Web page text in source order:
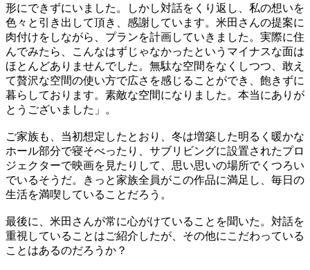
形にできずにいました。しかし対話をくり返し、私の想いを
色々と引き出して頂き、感謝しています。米田さんの提案に
肉付けをしながら、プランを計画していきました。実際に住
んでみたら、こんなはずじゃなかったというマイナスな面は
ほとんどありませんでした。無駄な空間をなくしつつ、敢え
て贅沢な空間の使い方で広さを感じることができ、飽きずに
暮らしております。素敵な空間になりました。本当にありが
とうございました」。
ご家族も、当初想定したとおり、冬は増築した明るく暖かな
ホール部分で寝そべったり、サブリビングに設置されたプロ
ジェクターで映画を見たりして、思い思いの場所でくつろい
でいるそうだ。きっと家族全員がこの作品に満足し、毎日の
生活を満喫していることだろう。
最後に、米田さんが常に心がけていることを聞いた。対話を
重視していることはご紹介したが、その他にこだわっている
ことはあるのだろうか？